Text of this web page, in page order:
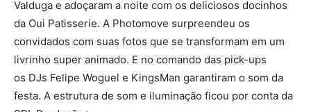
Valduga e adoçaram a noite com os deliciosos docinhos
da Oui Patisserie. A Photomove surpreendeu os
convidados com suas fotos que se transformam em um
livrinho super animado. E no comando das pick-ups
os DJs Felipe Woguel e KingsMan garantiram o som da
festa. A estrutura de som e iluminação ficou por conta da